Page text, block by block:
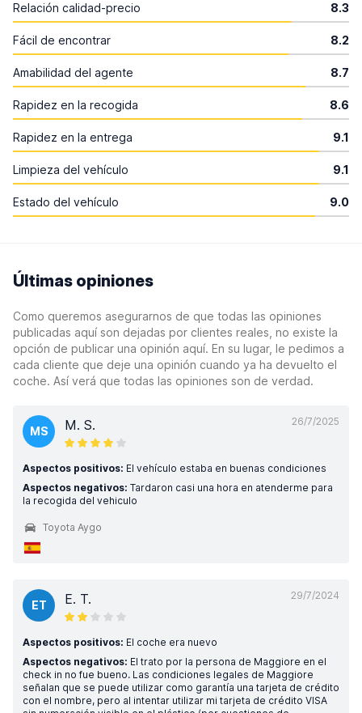
Relación calidad-precio 8.3
Fácil de encontrar 8.2
Amabilidad del agente 8.7
Rapidez en la recogida 8.6
Rapidez en la entrega 9.1
Limpieza del vehículo 9.1
Estado del vehículo 9.0
Últimas opiniones
Como queremos asegurarnos de que todas las opiniones
publicadas aquí son dejadas por clientes reales, no existe la
opción de publicar una opinión aquí. En su lugar, le pedimos a
cada cliente que deje una opinión cuando ya ha devuelto el
coche. Así verá que todas las opiniones son de verdad.
26/7/2025
MS M. S.
Aspectos positivos: El vehículo estaba en buenas condiciones
Aspectos negativos: Tardaron casi una hora en atenderme para
la recogida del vehiculo
Toyota Aygo
29/7/2024
ET E. T.
Aspectos positivos: El coche era nuevo
Aspectos negativos: El trato por la persona de Maggiore en el
check in no fue bueno. Las condiciones legales de Maggiore
señalan que se puede utilizar como garantía una tarjeta de crédito
con el nombre, pero al intentar utilizar mi tarjeta de crédito VISA